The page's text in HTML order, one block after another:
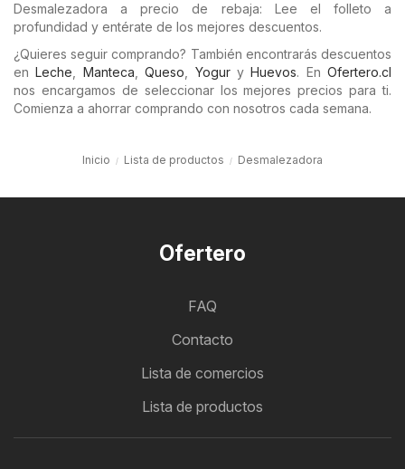
Desmalezadora a precio de rebaja: Lee el folleto a
profundidad y entérate de los mejores descuentos.
¿Quieres seguir comprando? También encontrarás descuentos
enLeche Manteca ,Queso YoguryHuevos. En Ofertero.cl
nos encargamos de seleccionar los mejores precios para ti.
Comienza a ahorrar comprando con nosotros cada semana.
Inicio Lista de productos Desmalezadora
Ofertero
FAQ
Contacto
Lista de comercios
Lista de productos